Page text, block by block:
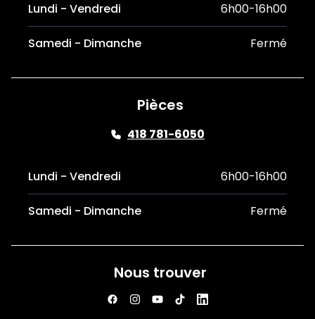
Lundi - Vendredi 6h00-16h00
Samedi - Dimanche Fermé
Pièces
418 781-6050
Lundi - Vendredi 6h00-16h00
Samedi - Dimanche Fermé
Nous trouver